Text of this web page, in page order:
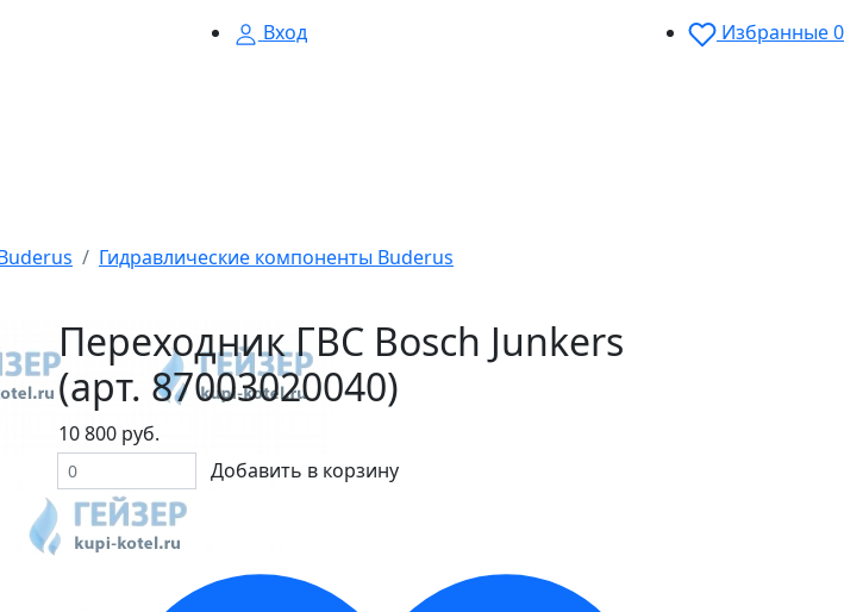
Вход Избранные0
Гидравлические компоненты Buderus
Переходник ГВС Bosch Junkers
(арт. 87003020040)
10 800 руб.
Добавить в корзину